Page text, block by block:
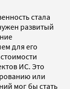
стала
развитый
для его
ИС. Это
или
мог бы стать